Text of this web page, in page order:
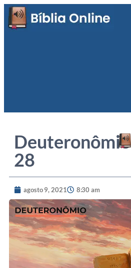
Deuteronômio
28
agosto 9, 2021 8:30 am